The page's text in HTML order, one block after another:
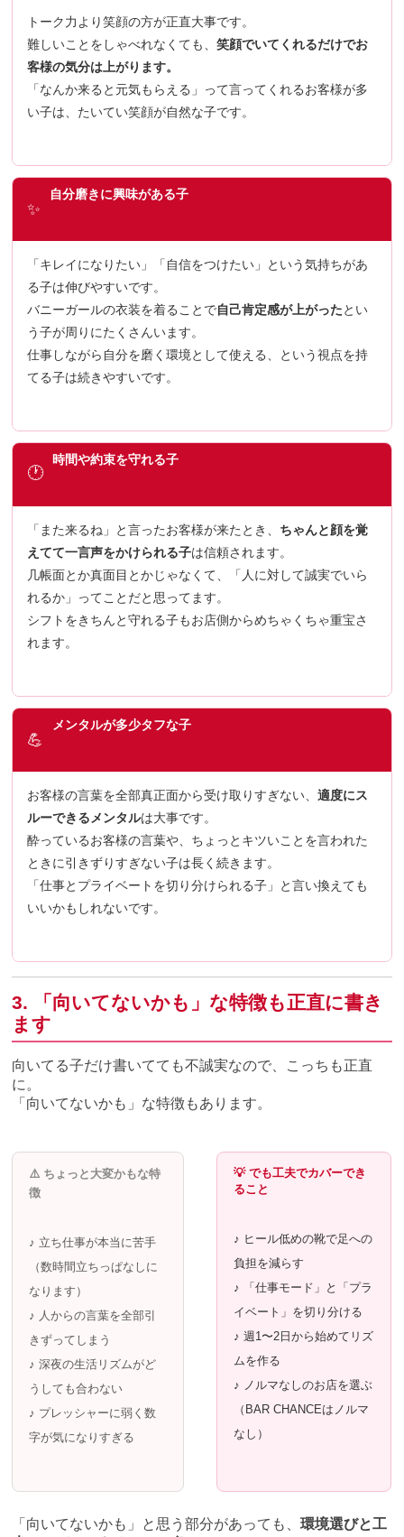
トーク力より笑顔の方が正直大事です。
難しいことをしゃべれなくても、笑顔でいてくれるだけでお
客様の気分は上がります。
「なんか来ると元気もらえる」って言ってくれるお客様が多
い子は、たいてい笑顔が自然な子です。
✨
自分磨きに興味がある子
「キレイになりたい」「自信をつけたい」という気持ちがあ
る子は伸びやすいです。
バニーガールの衣装を着ることで自己肯定感が上がったとい
う子が周りにたくさんいます。
仕事しながら自分を磨く環境として使える、という視点を持
てる子は続きやすいです。
🕐
時間や約束を守れる子
「また来るね」と言ったお客様が来たとき、 ちゃんと顔を覚
えてて一言声をかけられる子は信頼されます。
几帳面とか真面目とかじゃなくて、「人に対して誠実でいら
れるか」ってことだと思ってます。
シフトをきちんと守れる子もお店側からめちゃくちゃ重宝さ
れます。
💪
メンタルが多少タフな子
お客様の言葉を全部真正面から受け取りすぎない、適度にス
ルーできるメンタルは大事です。
酔っているお客様の言葉や、ちょっとキツいことを言われた
ときに引きずりすぎない子は長く続きます。
「仕事とプライベートを切り分けられる子」と言い換えても
いいかもしれないです。
3. 「向いてないかも」な特徴も正直に書き
ます
向いてる子だけ書いてても不誠実なので、こっちも正直
に。
「向いてないかも」な特徴もあります。
⚠️ ちょっと大変かもな特
徴
♪ 立ち仕事が本当に苦手
（数時間立ちっぱなしに
なります）
♪ 人からの言葉を全部引
きずってしまう
♪ 深夜の生活リズムがど
うしても合わない
♪ プレッシャーに弱く数
字が気になりすぎる
💡 でも工夫でカバーでき
ること
♪ ヒール低めの靴で足への
負担を減らす
♪ 「仕事モード」と「プラ
イベート」を切り分ける
♪ 週1〜2日から始めてリズ
ムを作る
♪ ノルマなしのお店を選ぶ
（BAR CHANCEはノルマ
なし）
「向いてないかも」と思う部分があっても、環境選びと工